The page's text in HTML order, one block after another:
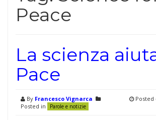
Peace
La scienza
Pace
By Francesco Vignarca
Posted in
Parole e notizie
Posted